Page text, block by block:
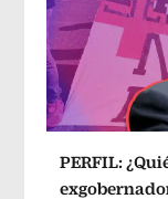
PERFIL: